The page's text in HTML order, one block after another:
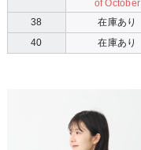
of October
38
在庫あり
40
在庫あり